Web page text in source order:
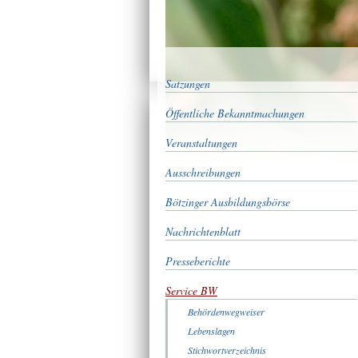
Satzungen
Öffentliche Bekanntmachungen
Veranstaltungen
Ausschreibungen
Bötzinger Ausbildungsbörse
Nachrichtenblatt
Presseberichte
Service BW
Behördenwegweiser
Lebenslagen
Stichwortverzeichnis